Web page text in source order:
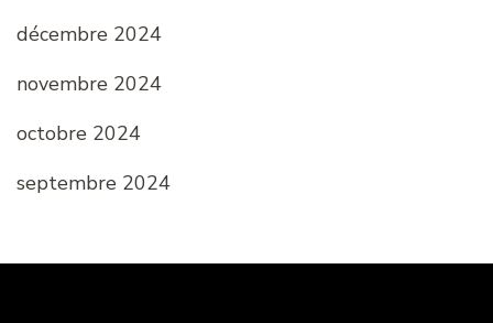
décembre 2024
novembre 2024
octobre 2024
septembre 2024